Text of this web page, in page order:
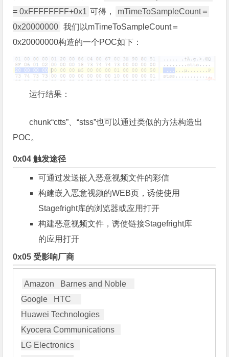
= 0xFFFFFFFF+0x1 可得，
mTimeToSampleCount＝
0x20000000 我们以mTimeToSampleCount＝
0x20000000构造的一个POC如下：
运行结果：
chunk“ctts”、“stss”也可以通过类似的方法构造出
POC。
0x04 触发途径
可通过发送嵌入恶意视频文件的彩信
构建嵌入恶意视频的WEB页，诱使使用
Stagefright库的浏览器或应用打开
构建恶意视频文件，诱使链接Stagefright库
的应用打开
0x05 受影响厂商
Amazon   Barnes and Noble
Google   HTC
Huawei Technologies
Kyocera Communications
LG Electronics